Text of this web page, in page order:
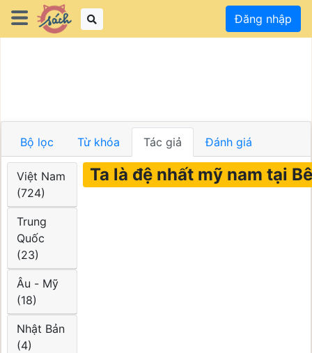
Đăng nhập
Bộ lọc Từ khóa Tác giả Đánh giá
Việt Nam
(724)
Trung
Quốc
(23)
Âu - Mỹ
(18)
Nhật Bản
(4)
Ta là đệ nhất mỹ nam tại